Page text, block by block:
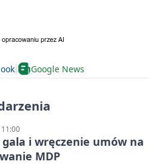
Google News
i wręczenie umów na
MDP